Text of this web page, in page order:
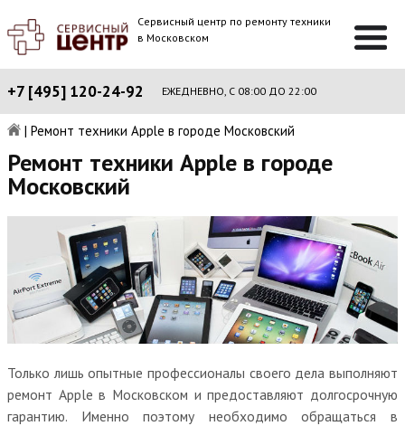
Сервисный центр по ремонту техники
в Московском
+7 [495] 120-24-92 ЕЖЕДНЕВНО, С 08:00 ДО 22:00
| Ремонт техники Apple в городе Московский
Ремонт техники Apple в городе
Московский
Только лишь опытные профессионалы своего дела выполняют
ремонт Apple в Московском и предоставляют долгосрочную
гарантию. Именно поэтому необходимо обращаться в